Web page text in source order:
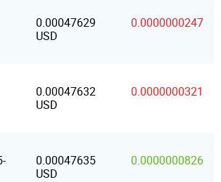
0.00047629
USD
0.0000000247
0.00047632
USD
0.0000000321
0.00047635
USD
0.0000000826